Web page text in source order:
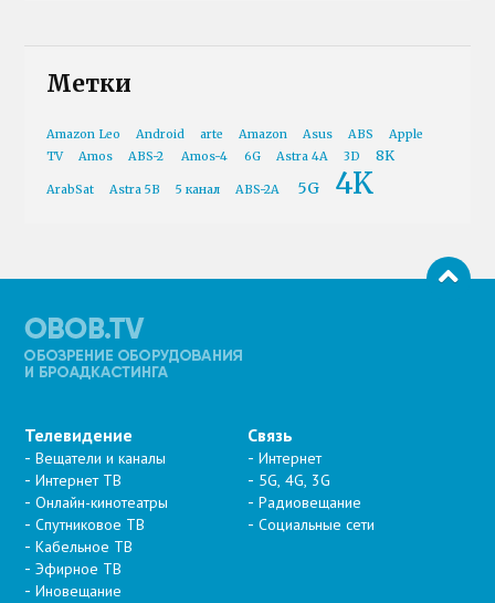
Метки
Amazon Leo Android arte Amazon Asus ABS
Apple
TV
Amos ABS-2 Amos-4 6G Astra 4A 3D 8K
ArabSat Astra 5B 5 канал ABS-2A 5G 4K
Телевидение
Вещатели и каналы
Интернет ТВ
Онлайн-кинотеатры
Спутниковое ТВ
Кабельное ТВ
Эфирное ТВ
Иновещание
Связь
Интернет
5G, 4G, 3G
Радиовещание
Социальные сети